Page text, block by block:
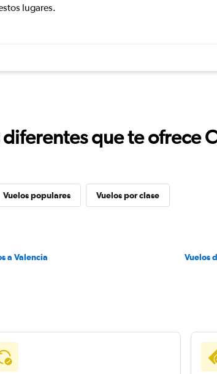
lugares.
que te ofrece
Vuelos populares Vuelos por clase
a Valencia
Vuelos